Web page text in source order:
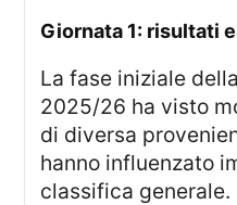
giornata 1: risultati
La fase iniziale della Champions League
2025/26 ha visto
di diversa
hanno influenzato
classifica generale.